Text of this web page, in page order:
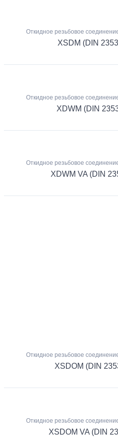
Откидное резьбовое
XSDM (DIN
Откидное резьбовое
XDWM (DIN
Откидное резьбовое
XDWM VA (DIN
Откидное резьбовое
XSDOM (DIN
Откидное резьбовое
XSDOM VA (DIN